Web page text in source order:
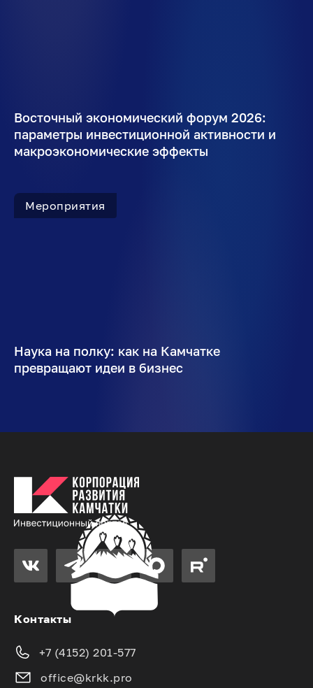
Восточный экономический форум 2026:
параметры инвестиционной активности и
макроэкономические эффекты
Мероприятия
Наука на полку: как на Камчатке
превращают идеи в бизнес
Контакты
+7 (4152) 201-577
office@krkk.pro